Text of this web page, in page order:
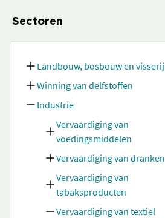
Sectoren
Landbouw, bosbouw en visserij
Winning van delfstoffen
Industrie
Vervaardiging van
voedingsmiddelen
Vervaardiging van dranken
Vervaardiging van
tabaksproducten
Vervaardiging van textiel